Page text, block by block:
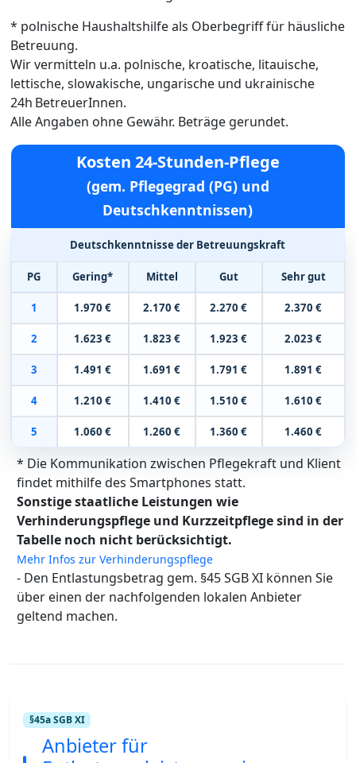
* polnische Haushaltshilfe als Oberbegriff für häusliche
Betreuung.
Wir vermitteln u.a. polnische, kroatische, litauische,
lettische, slowakische, ungarische und ukrainische
24h BetreuerInnen.
Alle Angaben ohne Gewähr. Beträge gerundet.
Kosten 24-Stunden-Pflege
(gem. Pflegegrad (PG) und
Deutschkenntnissen)
Deutschkenntnisse der Betreuungskraft
PG Gering* Mittel Gut Sehr gut
1 1.970 € 2.170 € 2.270 € 2.370 €
2 1.623 € 1.823 € 1.923 € 2.023 €
3 1.491 € 1.691 € 1.791 € 1.891 €
4 1.210 € 1.410 € 1.510 € 1.610 €
5 1.060 € 1.260 € 1.360 € 1.460 €
* Die Kommunikation zwischen Pflegekraft und Klient
findet mithilfe des Smartphones statt.
Sonstige staatliche Leistungen wie
Verhinderungspflege und Kurzzeitpflege sind in der
Tabelle noch nicht berücksichtigt.
Mehr Infos zur Verhinderungspflege
- Den Entlastungsbetrag gem. §45 SGB XI können Sie
über einen der nachfolgenden lokalen Anbieter
geltend machen.
§45a SGB XI
Anbieter für